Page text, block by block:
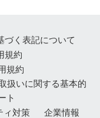
づく表記について
規約
規約
扱いに関する基本的
ト
ィ対策 企業情報